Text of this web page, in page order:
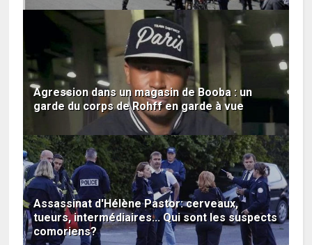
Agression dans un magasin de Booba : un
garde du corps de Rohff en garde à vue
Assassinat d'Hélène Pastor: cerveaux,
tueurs, intermédiaires... Qui sont les suspects
comoriens?